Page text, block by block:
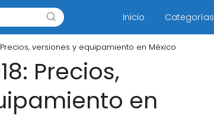
Inicio Categorías
Precios, versiones y equipamiento en México
Precios,
en